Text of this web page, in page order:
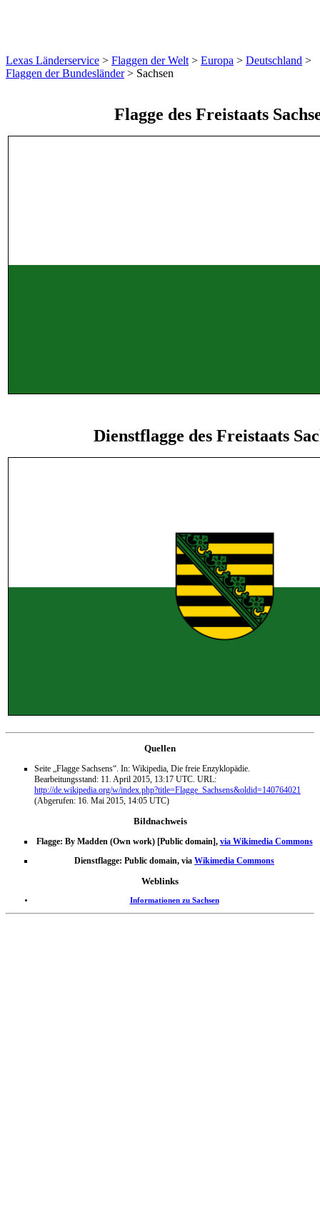
Lexas Länderservice > Flaggen der Welt > Europa > Deutschland >
Flaggen der Bundesländer> Sachsen
Flagge des Freistaats
Dienstflagge des Freistaats
Quellen
Seite „Flagge Sachsens“. In: Wikipedia, Die freie Enzyklopädie.
Bearbeitungsstand: 11. April 2015, 13:17 UTC. URL:
http://de.wikipedia.org/w/index.php?title=Flagge_Sachsens&oldid=140764021
(Abgerufen: 16. Mai 2015, 14:05 UTC)
Bildnachweis
Flagge: By Madden (Own work) [Public domain], via Wikimedia Commons
Dienstflagge: Public domain, via Wikimedia Commons
Weblinks
Informationen zu Sachsen